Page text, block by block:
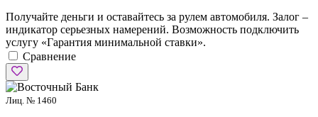
Получайте деньги и оставайтесь за рулем автомобиля. Залог –
индикатор серьезных намерений. Возможность подключить
услугу «Гарантия минимальной ставки».
Сравнение
Лиц. № 1460